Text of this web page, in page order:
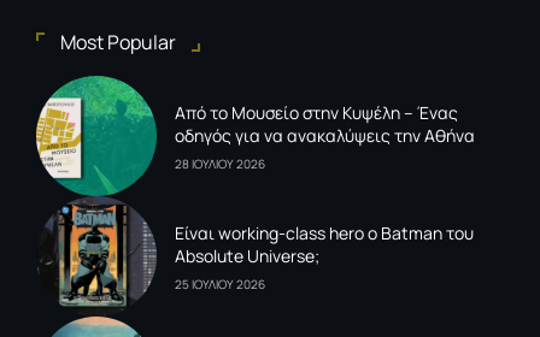
Most Popular
Από το Μουσείο στην Κυψέλη – Ένας
οδηγός για να ανακαλύψεις την Αθήνα
28 ΙΟΥΛΙΟΥ 2026
Είναι working-class hero ο Batman του
Absolute Universe;
25 ΙΟΥΛΙΟΥ 2026